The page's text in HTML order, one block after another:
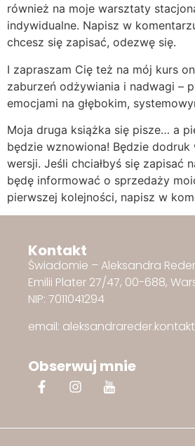
również na moje warsztaty
indywidualne. Napisz w
chcesz się zapisać, odezwę się.
I zapraszam Cię też na mój kurs
zaburzeń odżywiania i nadwagi –
emocjami na głębokim,
Moja druga książka się pisze… a
będzie wznowiona! Będzie dodruk
wersji. Jeśli chciałbyś się zapisać
będę informować o sprzedaży
pierwszej kolejności, napisz w
Kontakt
Świadomie – Aleksandra Reder
Emilii Plater 27/47, 00-688,
NIP: 7011041294
email:
Obserwuj mnie